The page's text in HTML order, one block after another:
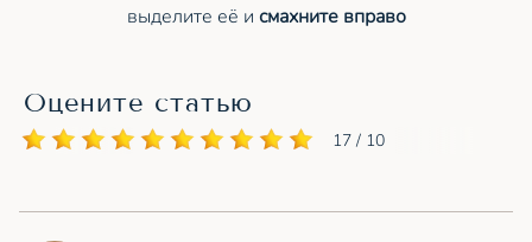
выделите её и смахните вправо
Оцените статью
17 / 10